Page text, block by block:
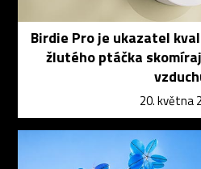
Birdie Pro je ukazatel
žlutého ptáčka
20. května